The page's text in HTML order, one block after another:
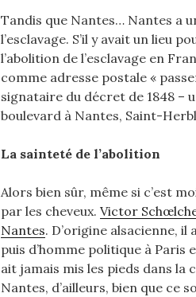
Tandis que Nantes… Nantes a
l’esclavage. S’il y avait un lieu
l’abolition de l’esclavage en
comme adresse postale «
signataire du décret de 1848 –
boulevard à Nantes, Saint-
La sainteté de l’abolition
Alors bien sûr, même si c’est
par les cheveux. Victor
Nantes. D’origine alsacienne,
puis d’homme politique à Paris
ait jamais mis les pieds dans la
Nantes, d’ailleurs, bien que ce